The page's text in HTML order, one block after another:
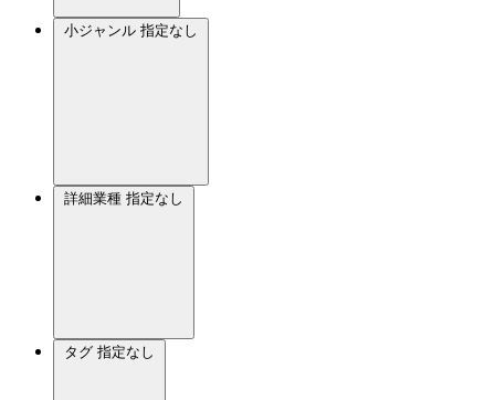
小ジャンル 指定なし
詳細業種 指定なし
タグ 指定なし